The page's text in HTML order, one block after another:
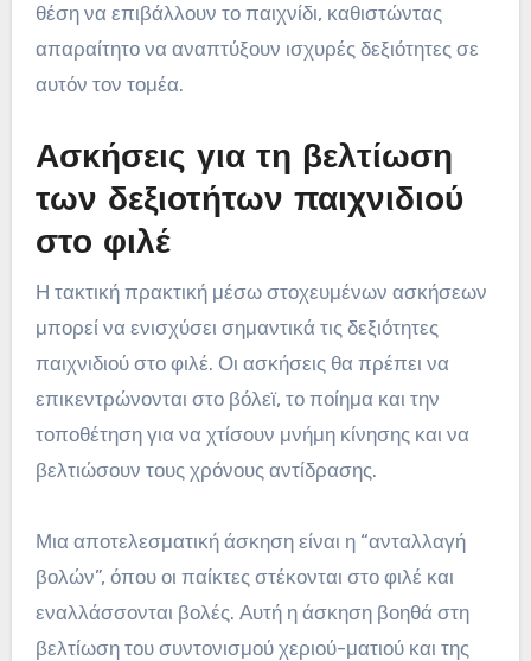
θέση να επιβάλλουν το παιχνίδι, καθιστώντας
απαραίτητο να αναπτύξουν ισχυρές δεξιότητες σε
αυτόν τον τομέα.
Ασκήσεις για τη βελτίωση
των δεξιοτήτων παιχνιδιού
στο φιλέ
Η τακτική πρακτική μέσω στοχευμένων ασκήσεων
μπορεί να ενισχύσει σημαντικά τις δεξιότητες
παιχνιδιού στο φιλέ. Οι ασκήσεις θα πρέπει να
επικεντρώνονται στο βόλεϊ, το ποίημα και την
τοποθέτηση για να χτίσουν μνήμη κίνησης και να
βελτιώσουν τους χρόνους αντίδρασης.
Μια αποτελεσματική άσκηση είναι η “ανταλλαγή
βολών”, όπου οι παίκτες στέκονται στο φιλέ και
εναλλάσσονται βολές. Αυτή η άσκηση βοηθά στη
βελτίωση του συντονισμού χεριού-ματιού και της